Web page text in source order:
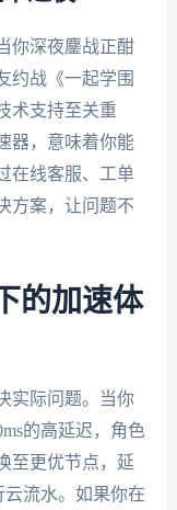
你深夜鏖战正酣
约战《一起学围
术支持至关重
器，意味着你能
在线客服、工单
方案，让问题不
的加速体
实际问题。当你
的高延迟，角色
至更优节点，延
云流水。如果你在